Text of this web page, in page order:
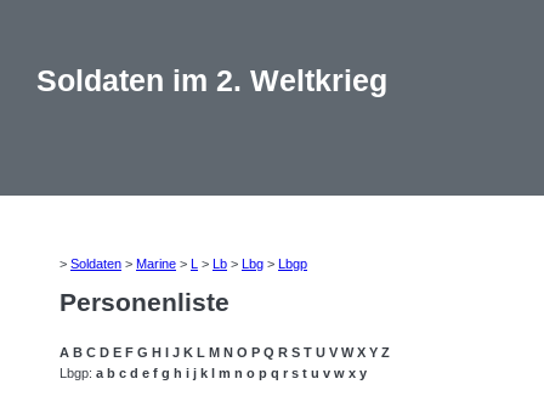
Soldaten im 2. Weltkrieg
> Soldaten > Marine > L > Lb > Lbg > Lbgp
Personenliste
A B C D E F G H I J K L M N O P Q R S T U V W X Y Z
Lbgp: a b c d e f g h i j k l m n o p q r s t u v w x y